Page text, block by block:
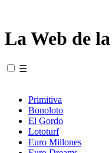
La Web de
☰
Primitiva
Bonoloto
El Gordo
Lototurf
Euro Millones